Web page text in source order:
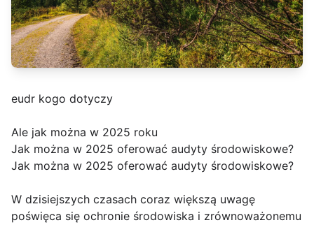
eudr kogo dotyczy
Ale jak można w 2025 roku
Jak można w 2025 oferować audyty środowiskowe?
Jak można w 2025 oferować audyty środowiskowe?
W dzisiejszych czasach coraz większą uwagę
poświęca się ochronie środowiska i zrównoważonemu